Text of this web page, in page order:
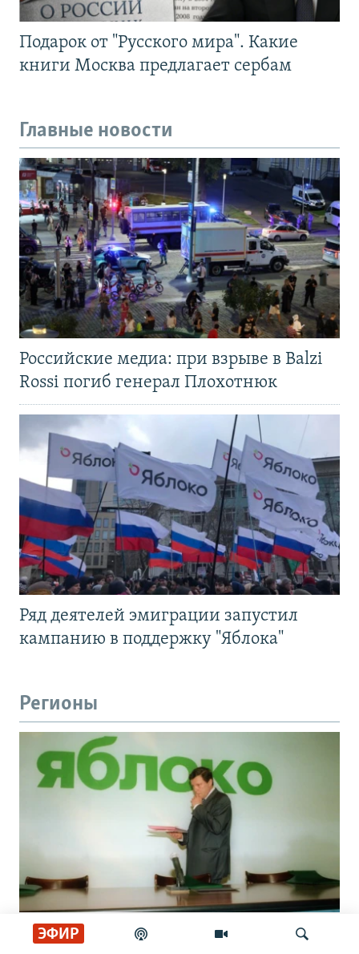
ЭФИР
Подарок от "Русского мира". Какие
книги Москва предлагает сербам
Главные новости
Российские медиа: при взрыве в Balzi
Rossi погиб генерал Плохотнюк
Ряд деятелей эмиграции запустил
кампанию в поддержку "Яблока"
Регионы
"Сломать схему". Зачем власти